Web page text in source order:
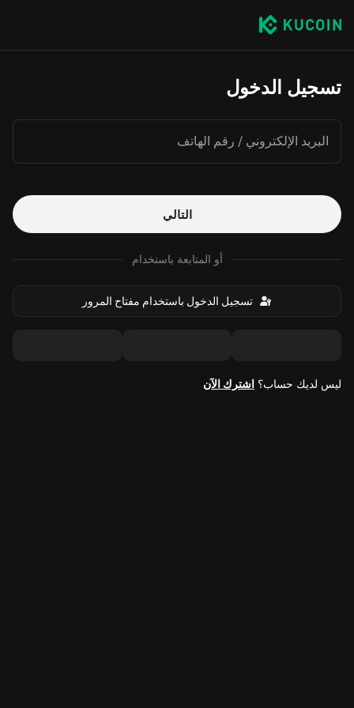
تسجيل الدخول
البريد الإلكتروني / رقم الهاتف
التالي
أو المتابعة باستخدام
تسجيل الدخول باستخدام مفتاح المرور
ليس لديك حساب؟ اشترك الآن